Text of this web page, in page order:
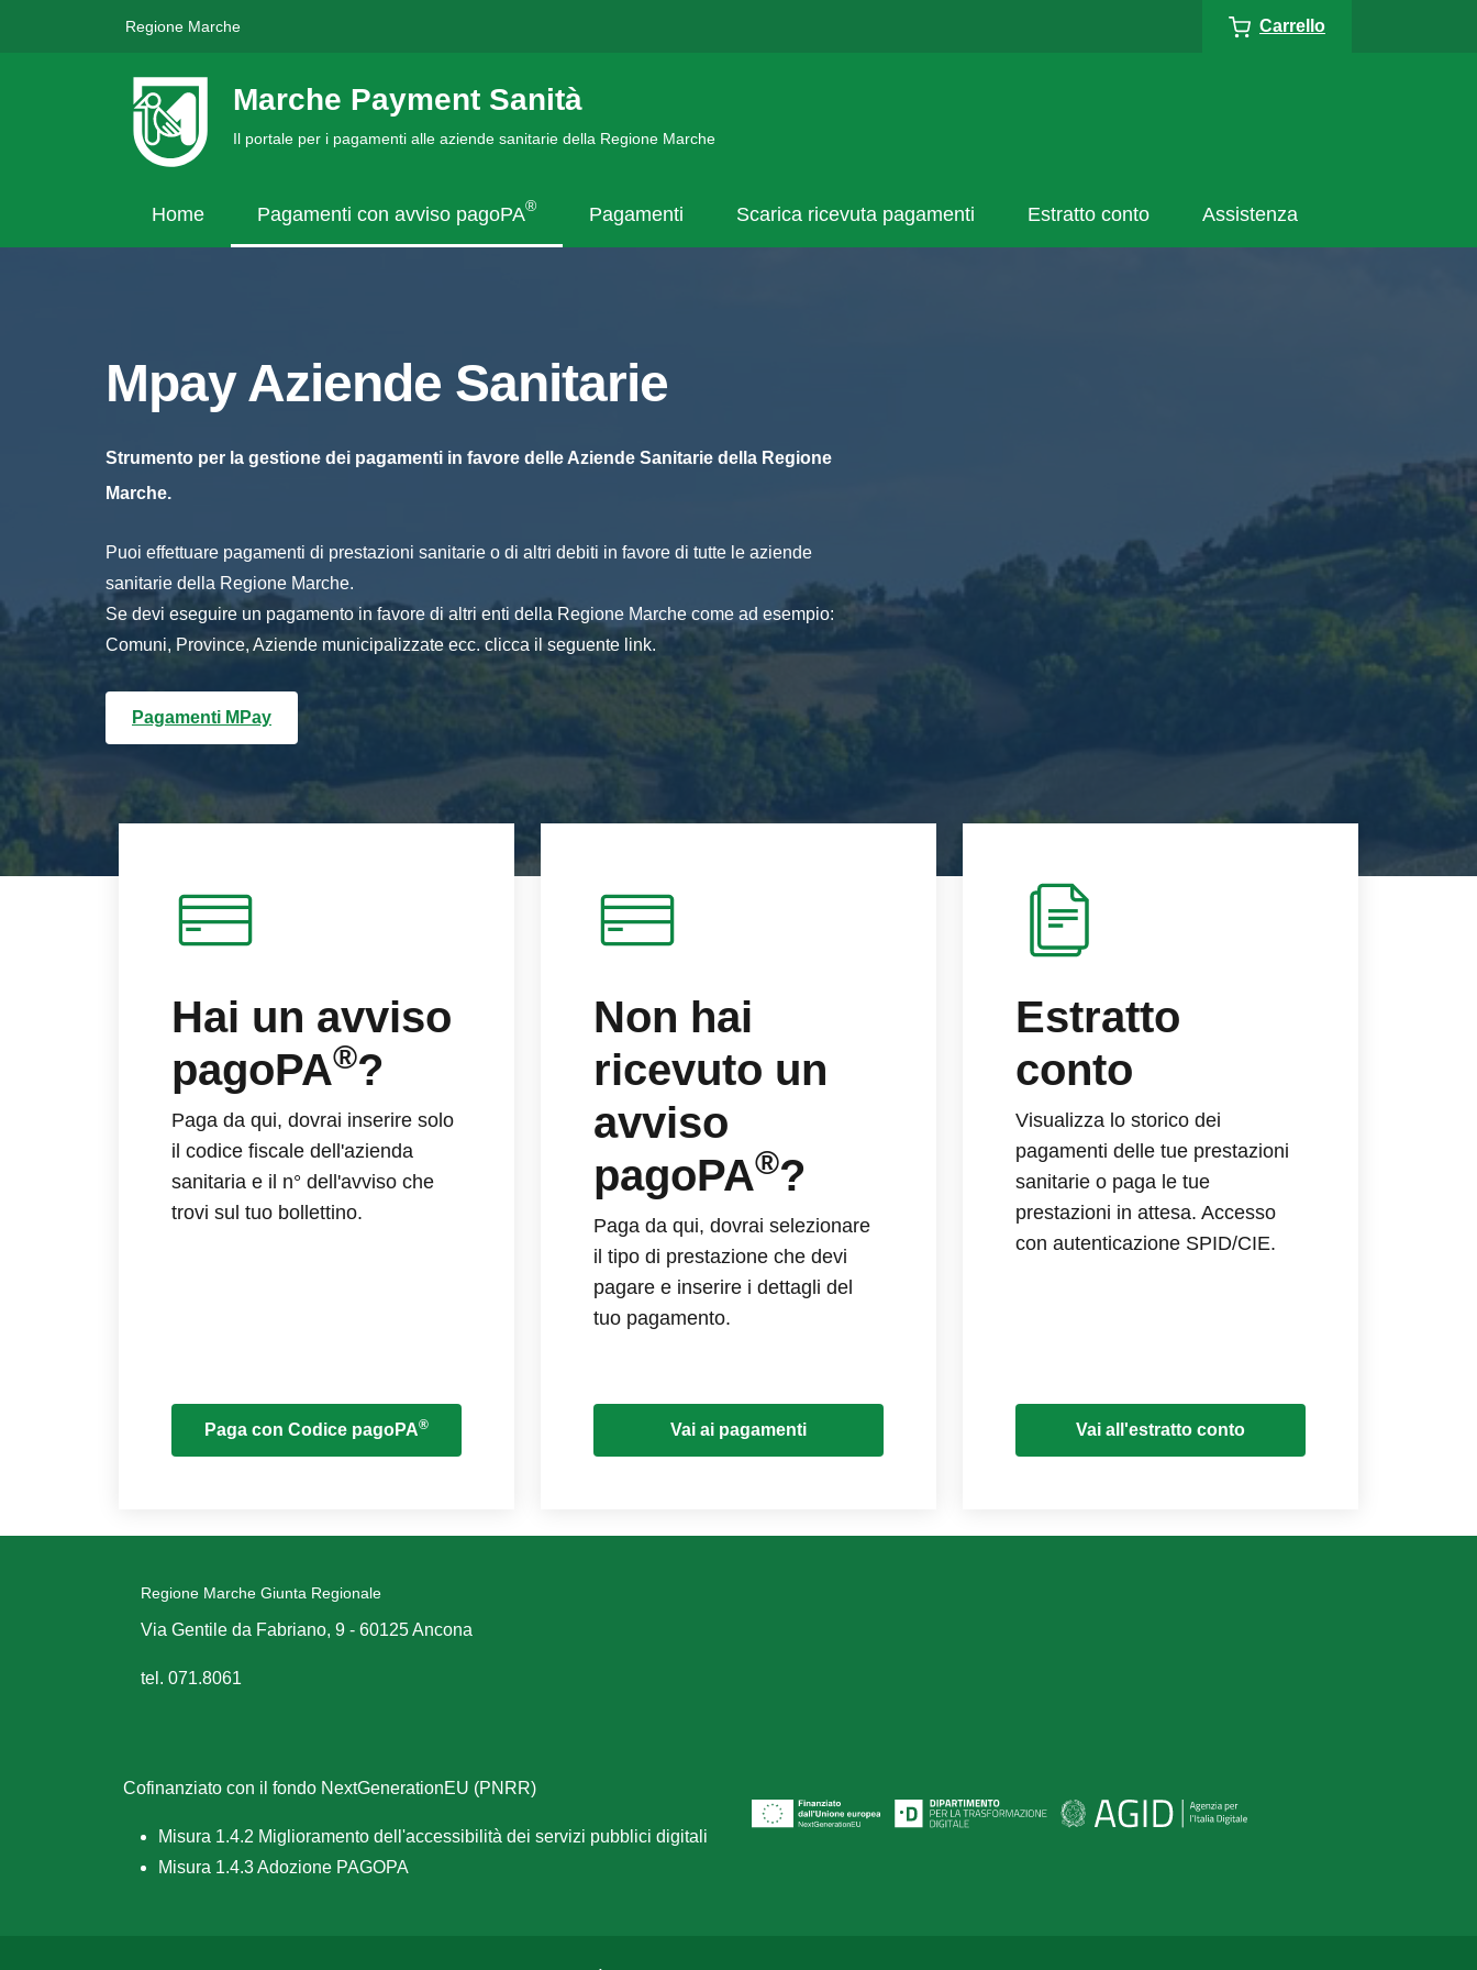
Regione Marche Carrello
Marche Payment Sanità
Il portale per i pagamenti alle aziende sanitarie della Regione Marche
Home Pagamenti con avviso pagoPA® Pagamenti Scarica ricevuta pagamenti Estratto conto Assistenza
Mpay Aziende Sanitarie
Strumento per la gestione dei pagamenti in favore delle Aziende Sanitarie della Regione
Marche.
Puoi effettuare pagamenti di prestazioni sanitarie o di altri debiti in favore di tutte le aziende
sanitarie della Regione Marche.
Se devi eseguire un pagamento in favore di altri enti della Regione Marche come ad esempio:
Comuni, Province, Aziende municipalizzate ecc. clicca il seguente link.
Pagamenti MPay
Hai un avviso
pagoPA®?
Paga da qui, dovrai inserire solo
il codice fiscale dell'azienda
sanitaria e il n° dell'avviso che
trovi sul tuo bollettino.
Paga con Codice pagoPA®
Non hai
ricevuto un
avviso
pagoPA®?
Paga da qui, dovrai selezionare
il tipo di prestazione che devi
pagare e inserire i dettagli del
tuo pagamento.
Vai ai pagamenti
Estratto
conto
Visualizza lo storico dei
pagamenti delle tue prestazioni
sanitarie o paga le tue
prestazioni in attesa. Accesso
con autenticazione SPID/CIE.
Vai all'estratto conto
Regione Marche Giunta Regionale
Via Gentile da Fabriano, 9 - 60125 Ancona
tel. 071.8061
Cofinanziato con il fondo NextGenerationEU (PNRR)
Misura 1.4.2 Miglioramento dell'accessibilità dei servizi pubblici digitali
Misura 1.4.3 Adozione PAGOPA